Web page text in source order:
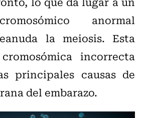
anormal
la meiosis. Esta
incorrecta
principales causas de
del embarazo.